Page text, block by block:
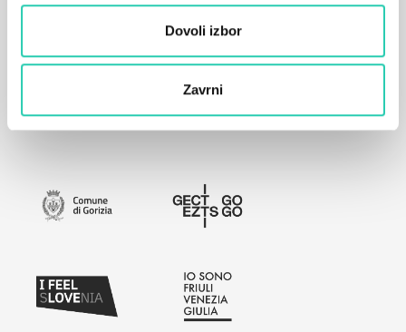
Dovoli izbor
Zavrni